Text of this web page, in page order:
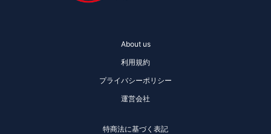
About us
利用規約
プライバシーポリシー
運営会社
特商法に基づく表記